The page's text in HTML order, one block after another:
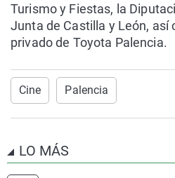
Turismo y Fiestas, la
Junta de Castilla y León, así
privado de Toyota Palencia.
Cine Palencia
LO MÁS